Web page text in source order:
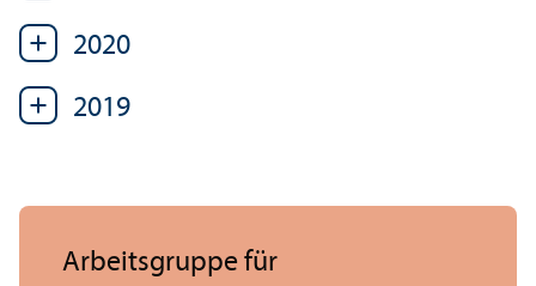
2020
2019
Arbeits­gruppe für